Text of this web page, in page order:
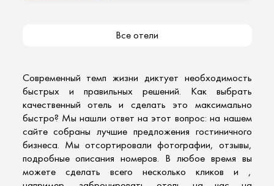
Все отели
Современный темп жизни диктует необходимость
быстрых и правильных решений. Как выбрать
качественный отель и сделать это максимально
быстро? Мы нашли ответ на этот вопрос: на нашем
сайте собраны лучшие предложения гостиничного
бизнеса. Мы отсортировали фотографии, отзывы,
подробные описания номеров. В любое время вы
можете сделать всего несколько кликов и ,